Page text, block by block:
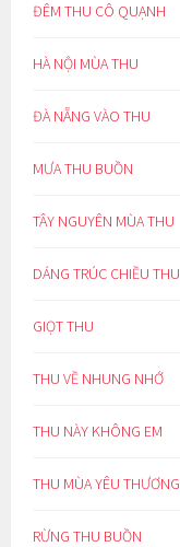
ĐÊM THU CÔ QUẠNH
HÀ NỘI MÙA THU
ĐÀ NẴNG VÀO THU
MƯA THU BUỒN
TÂY NGUYÊN MÙA THU
DÁNG TRÚC CHIỀU THU
GIỌT THU
THU VỀ NHUNG NHỚ
THU NÀY KHÔNG EM
THU MÙA YÊU THƯƠNG
RỪNG THU BUỒN